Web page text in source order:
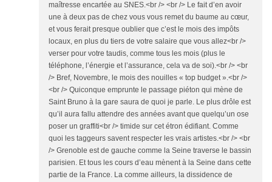
maîtresse encartée au SNES.<br /> <br /> Le fait d’en avoir
une à deux pas de chez vous vous remet du baume au cœur,
et vous ferait presque oublier que c’est le mois des impôts
locaux, en plus du tiers de votre salaire que vous allez<br />
verser pour votre taudis, comme tous les mois (plus le
téléphone, l’énergie et l’assurance, cela va de soi).<br /> <br
/> Bref, Novembre, le mois des nouilles « top budget ».<br />
<br /> Quiconque emprunte le passage piéton qui mène de
Saint Bruno à la gare saura de quoi je parle. Le plus drôle est
qu’il aura fallu attendre des années avant que quelqu’un ose
poser un graffiti<br /> timide sur cet étron édifiant. Comme
quoi les taggeurs savent respecter les vrais artistes.<br /> <br
/> Grenoble est de gauche comme la Seine traverse le bassin
parisien. Et tous les cours d’eau mènent à la Seine dans cette
partie de la France. La comme ailleurs, la dissidence de